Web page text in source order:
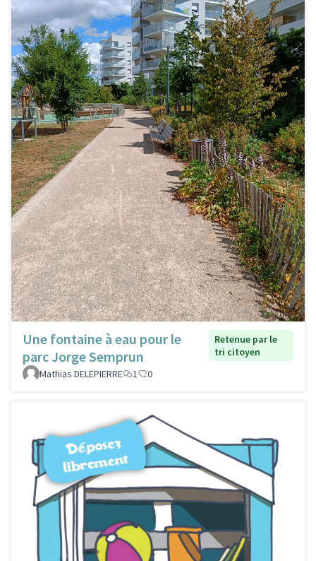
Une fontaine à eau pour le
parc Jorge Semprun
Retenue par le
tri citoyen
Mathias DELEPIERRE
1 0